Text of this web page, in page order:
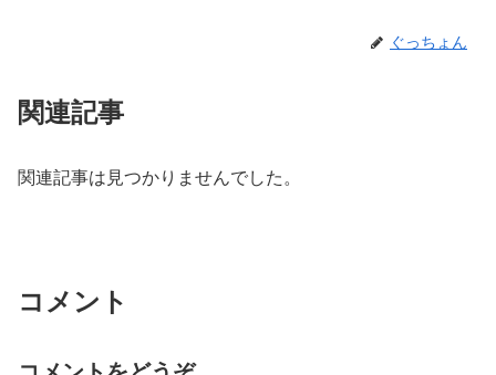
ぐっちょん
関連記事
関連記事は見つかりませんでした。
コメント